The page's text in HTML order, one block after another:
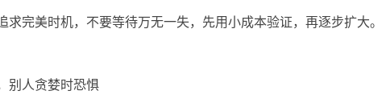
求完美时机，不要等待万无一失，先用小成本验证，再逐步扩大。
别人贪婪时恐惧